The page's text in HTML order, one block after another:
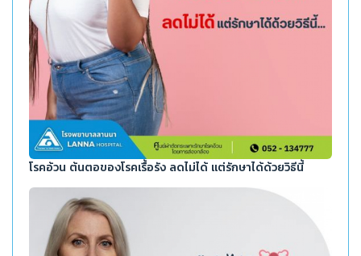
โรคอ้วน ต้นตอของโรคเรื้อรัง ลดไม่ได้ แต่รักษาได้ด้วยวิธีนี้